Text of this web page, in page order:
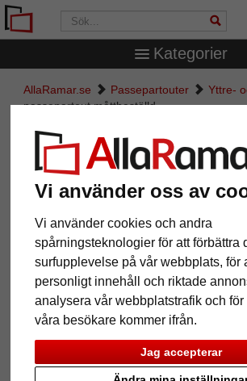
Vi använder oss av
Vi använder cookies och andra
spårningsteknologier för att förbättra
surfupplevelse på vår webbplats, för
personligt innehåll och riktade
analysera vår webbplatstrafik och för
våra besökare kommer ifrån.
Jag accepterar
Kategorier
AllaRamar.se Passepartouter
Yttre-
passepartout måttbeställd
passepartout
Pictures Preview
Tillbaka